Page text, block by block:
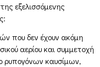
εξελισσόμενης
που δεν έχουν ακόμη
αερίου και συμμετοχή
ρυπογόνων καυσίμων,